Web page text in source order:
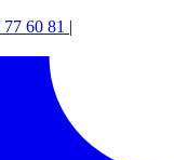
60 81 |